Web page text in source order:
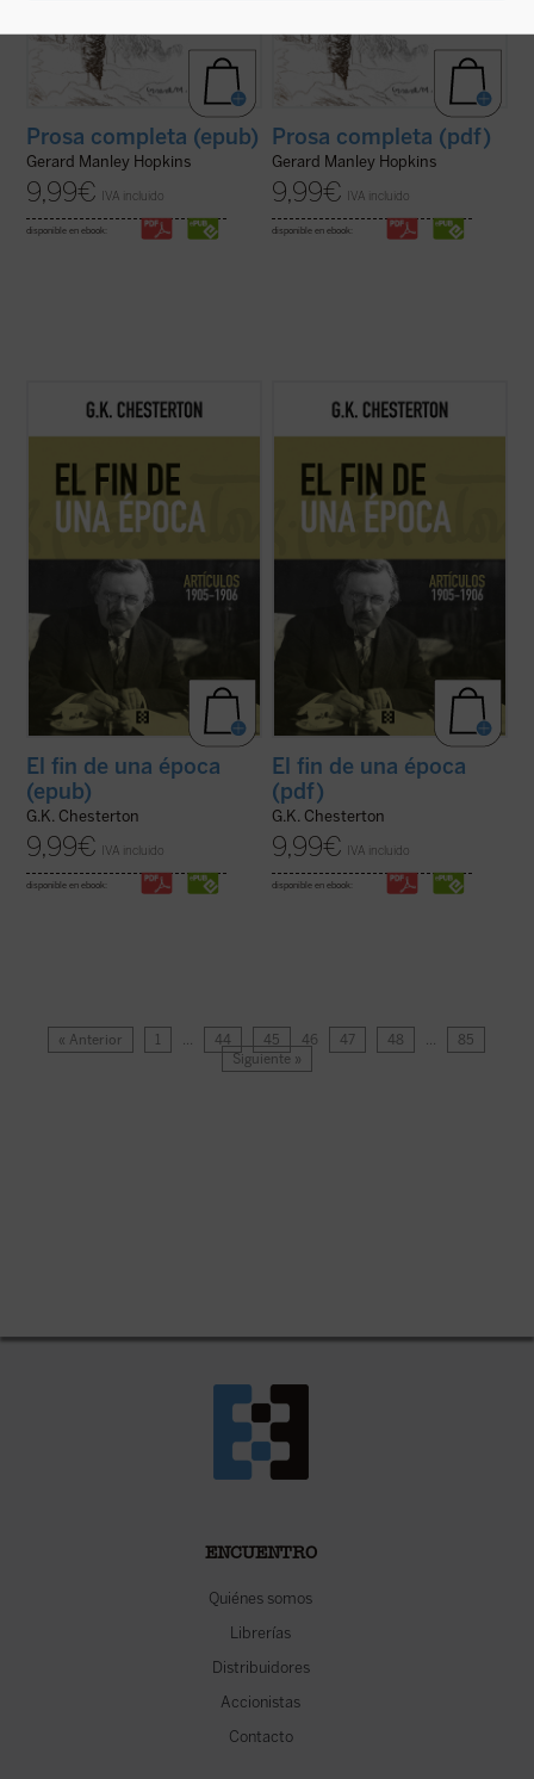
Prosa completa (epub)
Gerard Manley Hopkins
9,99€ IVA incluido
disponible en ebook:
Prosa completa (pdf)
Gerard Manley Hopkins
9,99€ IVA incluido
disponible en ebook:
Este volumen, realizado en colaboración
con el Club Chesterton de la Universidad
estos tiempos de desconcierto y asfixia, el
vigor y la cordura ...
(ver ficha)
El fin de una época
(epub)
G.K. Chesterton
9,99€ IVA incluido
disponible en ebook:
Este volumen, realizado en colaboración
con el Club Chesterton de la Universidad
estos tiempos de desconcierto y asfixia, el
vigor y la cordura ...
(ver ficha)
El fin de una época
(pdf)
G.K. Chesterton
9,99€ IVA incluido
disponible en ebook:
« Anterior 1 … 44 45 46 47 48 …
85
Siguiente »
ENCUENTRO
Quiénes somos
Librerías
Distribuidores
Accionistas
Contacto